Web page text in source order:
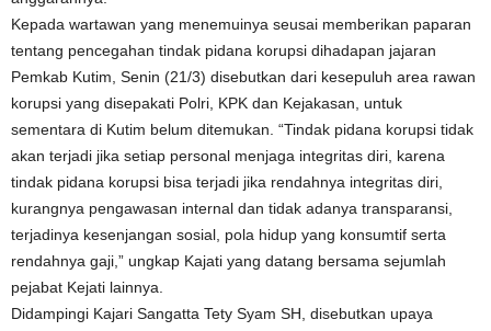
Kepada wartawan yang menemuinya seusai memberikan paparan
tentang pencegahan tindak pidana korupsi dihadapan jajaran
Pemkab Kutim, Senin (21/3) disebutkan dari kesepuluh area rawan
korupsi yang disepakati Polri, KPK dan Kejakasan, untuk
sementara di Kutim belum ditemukan. “Tindak pidana korupsi tidak
akan terjadi jika setiap personal menjaga integritas diri, karena
tindak pidana korupsi bisa terjadi jika rendahnya integritas diri,
kurangnya pengawasan internal dan tidak adanya transparansi,
terjadinya kesenjangan sosial, pola hidup yang konsumtif serta
rendahnya gaji,” ungkap Kajati yang datang bersama sejumlah
pejabat Kejati lainnya.
Didampingi Kajari Sangatta Tety Syam SH, disebutkan upaya